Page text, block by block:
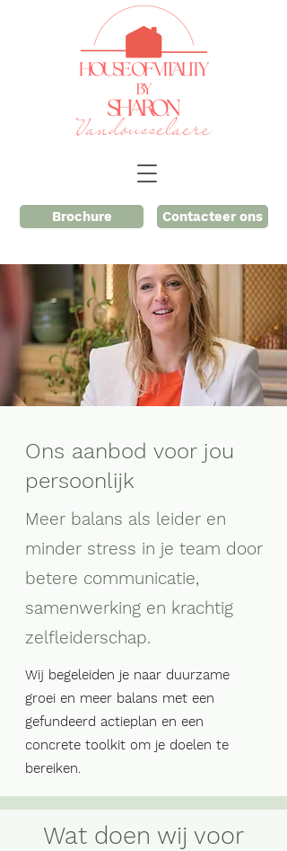
Brochure Contacteer ons
Ons aanbod voor jou
persoonlijk
Meer balans als leider en
minder stress in je team door
betere communicatie,
samenwerking en krachtig
zelfleiderschap.
Wij begeleiden je naar duurzame
groei en meer balans met een
gefundeerd actieplan en een
concrete toolkit om je doelen te
bereiken.
Wat doen wij voor